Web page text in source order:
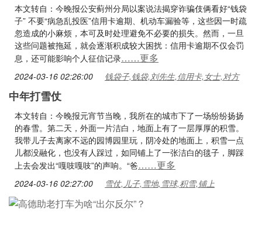
本文转自：今晚报公安蓟州分局以案说法揭穿诈骗伎俩看好“钱袋
子” 不要“病急乱投医”信用卡逾期、机动车漏验等，这些因一时疏
忽造成的小麻烦，本可及时处理避免不必要的损失。然而，一旦
这些问题被拖延，就会逐渐积成较大困扰：信用卡逾期不仅会罚
息，还可能影响个人征信记录……更多
2024-03-16 02:26:00 钱袋子,钱袋,刘先生,信用卡,女士,对方
中年打雪仗
本文转自：今晚报元宵节当晚，我所在的城市下了一场纷纷扬扬
的春雪。第二天，外面一片洁白，地面上有了一层厚厚的积雪。
我带儿子去离家不远的园博园里玩，阴冷处的地面上，积雪一点
儿都没融化，也没有人踩过，如同铺上了一张洁白的毯子，脚踩
上去会发出“嘎吱嘎吱”的声响。“爸……更多
2024-03-16 02:27:00 雪仗,儿子,雪地,雪球,积雪,铺上